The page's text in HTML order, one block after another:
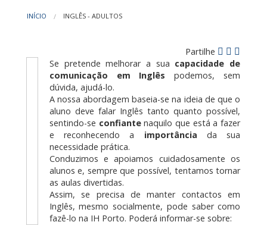
INÍCIO INGLÊS - ADULTOS
Partilhe
Se pretende melhorar a sua capacidade de
comunicação em Inglês podemos, sem
dúvida, ajudá-lo.
A nossa abordagem baseia-se na ideia de que o
aluno deve falar Inglês tanto quanto possível,
sentindo-se confiantenaquilo que está a fazer
e reconhecendo a importância da sua
necessidade prática.
Conduzimos e apoiamos cuidadosamente os
alunos e, sempre que possível, tentamos tornar
as aulas divertidas.
Assim, se precisa de manter contactos em
Inglês, mesmo socialmente, pode saber como
fazê-lo na IH Porto. Poderá informar-se sobre: